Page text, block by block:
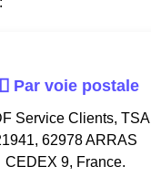
Par voie postale
Service Clients, TSA
62978 ARRAS
CEDEX 9, France.